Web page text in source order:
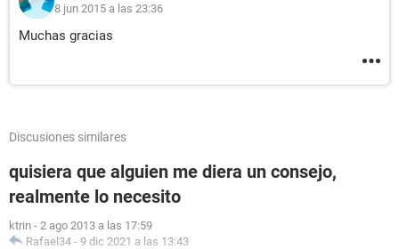
8 jun 2015 a las 23:36
Muchas gracias
Discusiones similares
quisiera que alguien me diera un consejo,
realmente lo necesito
ktrin - 2 ago 2013 a las 17:59
Rafael34 - 9 dic 2021 a las 13:43